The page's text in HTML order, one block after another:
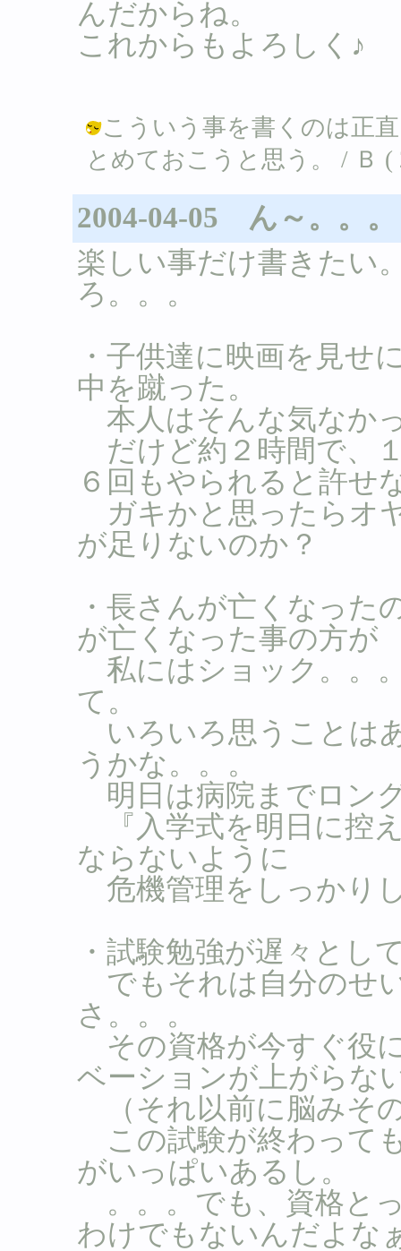
んだからね。
これからもよろしく♪
こういう事を書くのは正
とめておこうと思う。 / Ｂ (
2004-04-05 ん～。。。
楽しい事だけ書きたい
ろ。。。
・子供達に映画を見せ
中を蹴った。
本人はそんな気なか
だけど約２時間で、
６回もやられると許せ
ガキかと思ったらオ
が足りないのか？
・長さんが亡くなった
が亡くなった事の方が
私にはショック。。
て。
いろいろ思うことは
うかな。。。
明日は病院までロン
『入学式を明日に控
ならないように
危機管理をしっかり
・試験勉強が遅々とし
でもそれは自分のせ
さ。。。
その資格が今すぐ役
ベーションが上がらな
（それ以前に脳みそ
この試験が終わって
がいっぱいあるし。
。。。でも、資格と
わけでもないんだよな